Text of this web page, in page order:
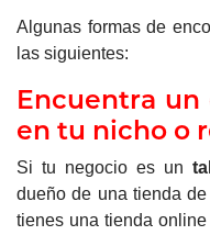
Algunas formas de
las siguientes:
Encuentra
en tu nicho o
Si tu negocio es un
dueño de una tienda
tienes una tienda